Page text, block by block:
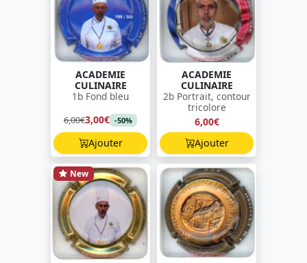
ACADEMIE
CULINAIRE
1b Fond bleu
6,00€3,00€ -50%
Ajouter
ACADEMIE
CULINAIRE
2b Portrait, contour
tricolore
6,00€
Ajouter
New